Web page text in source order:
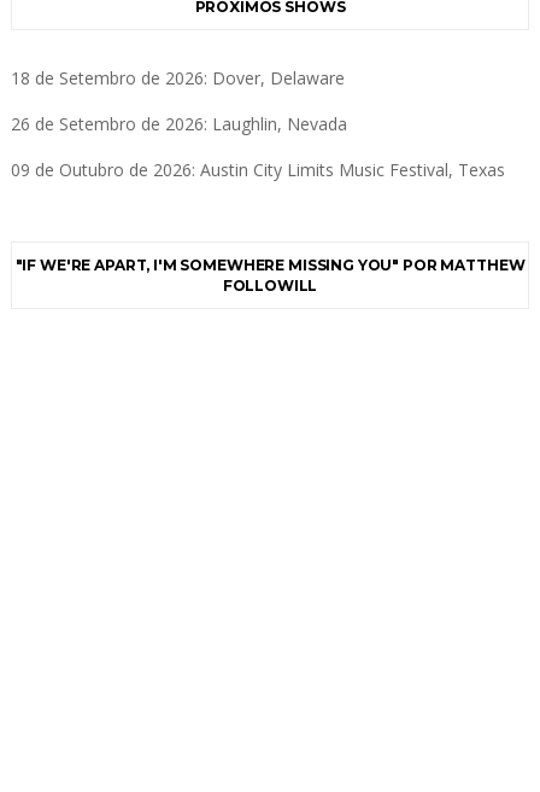
PRÓXIMOS SHOWS
18 de Setembro de 2026: Dover, Delaware
26 de Setembro de 2026: Laughlin, Nevada
09 de Outubro de 2026: Austin City Limits Music Festival, Texas
"IF WE'RE APART, I'M SOMEWHERE MISSING YOU" POR MATTHEW
FOLLOWILL